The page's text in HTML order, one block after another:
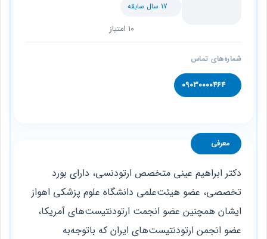
17 سال سابقه
10 امتیاز
شماره‌های تماس
09030000464
معرفی
دکتر ابراهیم عینی متخصص ارتودنسی، دارای بورد
تخصصی، عضو هیئت‌علمی دانشگاه علوم پزشکی اهواز
ایشان همچنین عضو انجمت ارتودنتیست‌های آمریکا،
عضو انجمن ارتودنتیست‌های ایران که باتوجه‌به